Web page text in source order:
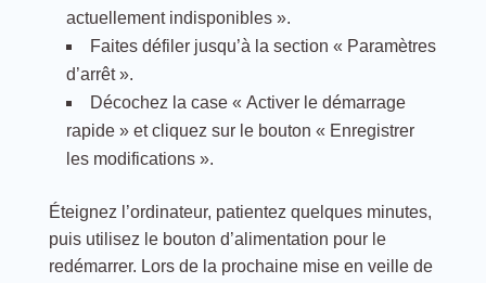
actuellement indisponibles ».
Faites défiler jusqu’à la section « Paramètres
d’arrêt ».
Décochez la case « Activer le démarrage
rapide » et cliquez sur le bouton « Enregistrer
les modifications ».
Éteignez l’ordinateur, patientez quelques minutes,
puis utilisez le bouton d’alimentation pour le
redémarrer. Lors de la prochaine mise en veille de